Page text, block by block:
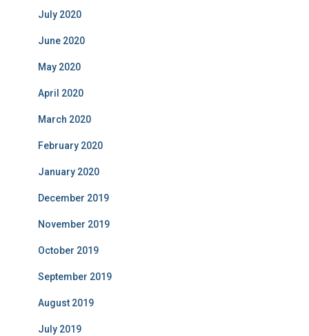
July 2020
June 2020
May 2020
April 2020
March 2020
February 2020
January 2020
December 2019
November 2019
October 2019
September 2019
August 2019
July 2019